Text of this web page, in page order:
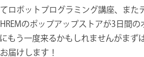
ロボットプログラミング講座、また
のポップアップストアが3日間の
もう一度来るかもしれませんがま
届けします！